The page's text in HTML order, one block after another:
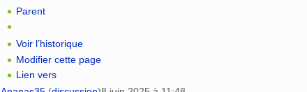
Parent
Voir l’historique
Modifier cette page
Lien vers